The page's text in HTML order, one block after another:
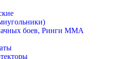
боев, Ринги ММА